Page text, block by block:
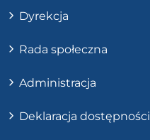
Dyrekcja
Rada społeczna
Administracja
Deklaracja dostępności